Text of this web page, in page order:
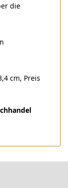
die
cm, Preis